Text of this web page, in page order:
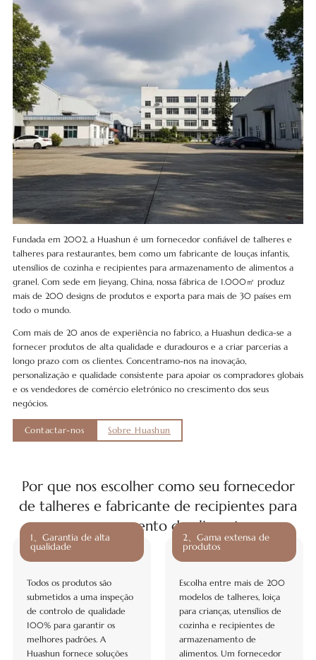
Fundada em 2002, a Huashun é um fornecedor confiável de talheres e
talheres para restaurantes, bem como um fabricante de louças infantis,
utensílios de cozinha e recipientes para armazenamento de alimentos a
granel. Com sede em Jieyang, China, nossa fábrica de 1.000㎡ produz
mais de 200 designs de produtos e exporta para mais de 30 países em
todo o mundo.
Com mais de 20 anos de experiência no fabrico, a Huashun dedica-se a
fornecer produtos de alta qualidade e duradouros e a criar parcerias a
longo prazo com os clientes. Concentramo-nos na inovação,
personalização e qualidade consistente para apoiar os compradores globais
e os vendedores de comércio eletrónico no crescimento dos seus
negócios.
Contactar-nos Sobre Huashun
Por que nos escolher como seu fornecedor
de talheres e fabricante de recipientes para
armazenamento de alimentos
1、Garantia de alta
qualidade
Todos os produtos são
submetidos a uma inspeção
de controlo de qualidade
100% para garantir os
melhores padrões. A
Huashun fornece soluções
2、Gama extensa de
produtos
Escolha entre mais de 200
modelos de talheres, loiça
para crianças, utensílios de
cozinha e recipientes de
armazenamento de
alimentos. Um fornecedor